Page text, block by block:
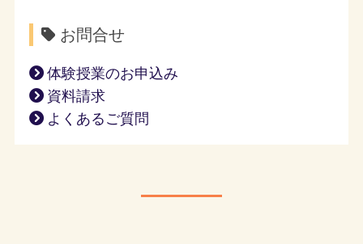
お問合せ
体験授業のお申込み
資料請求
よくあるご質問